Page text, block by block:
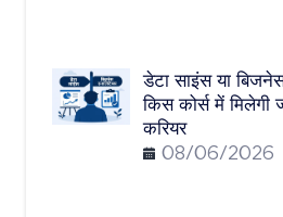
डेटा साइंस या
किस कोर्स में मिलेगी
करियर
08/06/2026